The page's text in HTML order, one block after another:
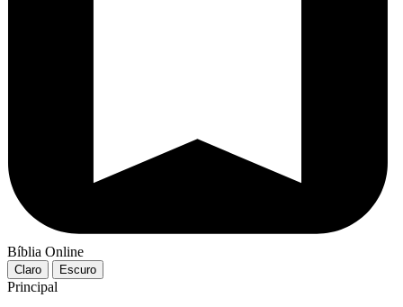
Bíblia Online
Claro Escuro
Principal